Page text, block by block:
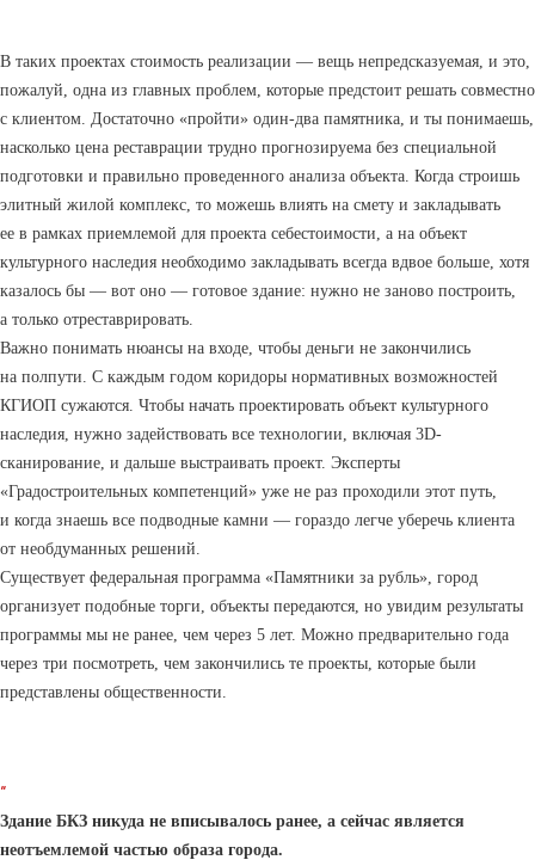
В таких проектах стоимость реализации — вещь непредсказуемая, и это,
пожалуй, одна из главных проблем, которые предстоит решать совместно
с клиентом. Достаточно «пройти» один-два памятника, и ты понимаешь,
насколько цена реставрации трудно прогнозируема без специальной
подготовки и правильно проведенного анализа объекта. Когда строишь
элитный жилой комплекс, то можешь влиять на смету и закладывать
ее в рамках приемлемой для проекта себестоимости, а на объект
культурного наследия необходимо закладывать всегда вдвое больше, хотя
казалось бы — вот оно — готовое здание: нужно не заново построить,
а только отреставрировать.
Важно понимать нюансы на входе, чтобы деньги не закончились
на полпути. С каждым годом коридоры нормативных возможностей
КГИОП сужаются. Чтобы начать проектировать объект культурного
наследия, нужно задействовать все технологии, включая 3D-
сканирование, и дальше выстраивать проект. Эксперты
«Градостроительных компетенций» уже не раз проходили этот путь,
и когда знаешь все подводные камни — гораздо легче уберечь клиента
от необдуманных решений.
Существует федеральная программа «Памятники за рубль», город
организует подобные торги, объекты передаются, но увидим результаты
программы мы не ранее, чем через 5 лет. Можно предварительно года
через три посмотреть, чем закончились те проекты, которые были
представлены общественности.
“
Здание БКЗ никуда не вписывалось ранее, а сейчас является
неотъемлемой частью образа города.